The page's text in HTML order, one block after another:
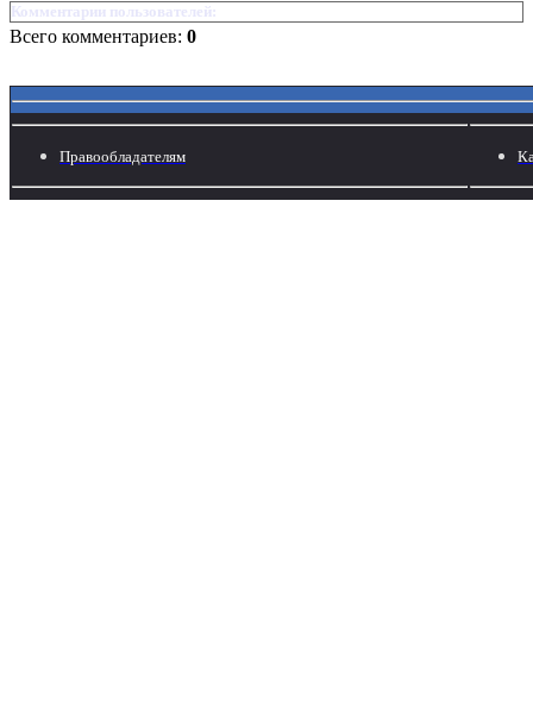
Комментарии пользователей:
Всего комментариев: 0
Правообладателям